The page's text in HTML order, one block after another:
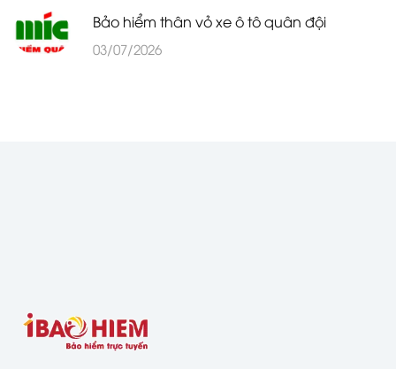
Bảo hiểm thân vỏ xe ô tô quân đội
03/07/2026